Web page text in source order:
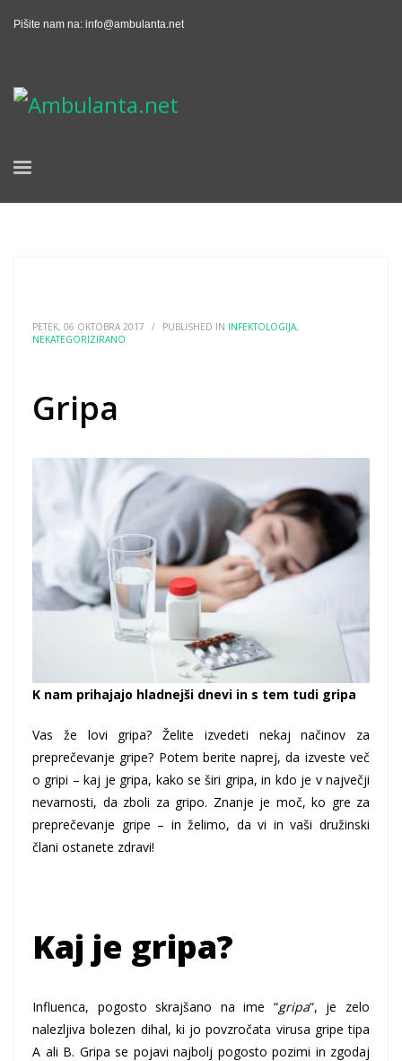
Pišite nam na: info@ambulanta.net
PETEK, 06 OKTOBRA 2017 / PUBLISHED IN INFEKTOLOGIJA,
NEKATEGORIZIRANO
Gripa
K nam prihajajo hladnejši dnevi in s tem tudi gripa
Vas že lovi gripa? Želite izvedeti nekaj načinov za
preprečevanje gripe? Potem berite naprej, da izveste več
o gripi – kaj je gripa, kako se širi gripa, in kdo je v največji
nevarnosti, da zboli za gripo. Znanje je moč, ko gre za
preprečevanje gripe – in želimo, da vi in vaši družinski
člani ostanete zdravi!
Kaj je gripa?
Influenca, pogosto skrajšano na ime “gripa“, je zelo
nalezljiva bolezen dihal, ki jo povzročata virusa gripe tipa
A ali B. Gripa se pojavi najbolj pogosto pozimi in zgodaj